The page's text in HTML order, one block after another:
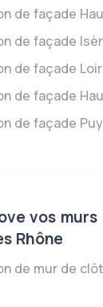
de façade
de façade
de façade
de façade
de façade
vos
Rhône
de mur de